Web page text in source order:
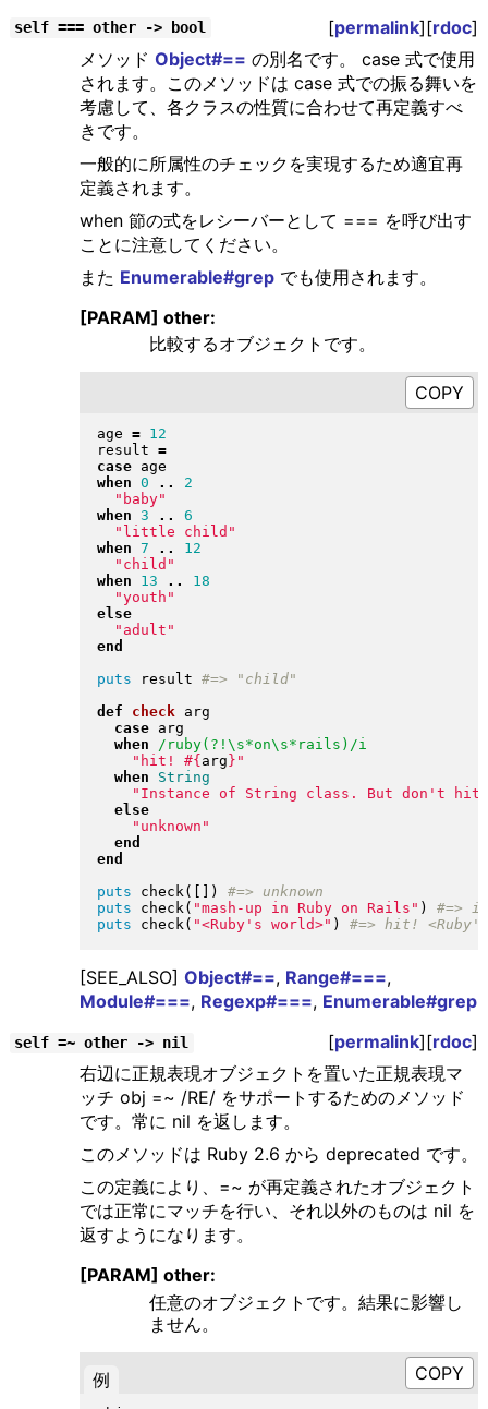
self === other -> bool [permalink][rdoc]
メソッド Object#== の別名です。 case 式で使用
されます。このメソッドは case 式での振る舞いを
考慮して、各クラスの性質に合わせて再定義すべ
きです。
一般的に所属性のチェックを実現するため適宜再
定義されます。
when 節の式をレシーバーとして === を呼び出す
ことに注意してください。
また Enumerable#grepでも使用されます。
[PARAM] other:
比較するオブジェクトです。
age =
12
result =
case
when 0 ..
2
" baby"
when 3 ..
6
" little child "
when 7 ..
12
" child "
when
13 ..
18
"youth "
else
" adult "
end
puts result
def
check arg
case arg
when
/ruby(?!\s*on\s*rails)/i
" hit! #{ arg } "
when
String
" Instance of String class. But don't hit.
else
" unknown "
end
end
puts check( )
puts check( "mash-up in Ruby on Rails " )
puts check( "<Ruby's world>" )
[SEE_ALSO] Object#==, Range#===,
Module#===, Regexp#===, Enumerable#grep
self =~ other -> nil [permalink][rdoc]
右辺に正規表現オブジェクトを置いた正規表現マ
ッチ obj =~ /RE/ をサポートするためのメソッド
です。常に nil を返します。
このメソッドは Ruby 2.6 から deprecated です。
この定義により、=~ が再定義されたオブジェクト
では正常にマッチを行い、それ以外のものは nil を
返すようになります。
[PARAM] other:
任意のオブジェクトです。結果に影響し
ません。
例